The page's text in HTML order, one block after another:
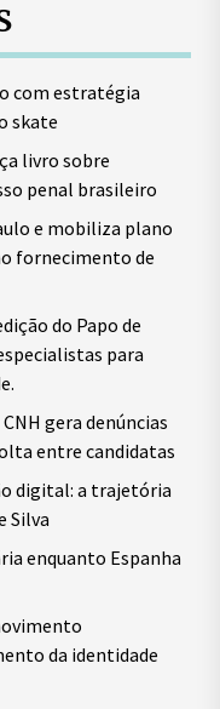
com estratégia
skate
livro sobre
penal brasileiro
e mobiliza plano
fornecimento de
do Papo de
para
gera denúncias
entre candidatas
digital: a trajetória
Silva
enquanto Espanha
da identidade